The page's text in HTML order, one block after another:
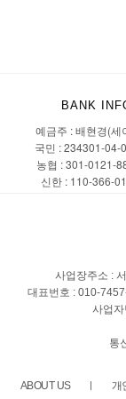
BANK
예금주 : 배현경(세
국민 : 234301-04-
농협 : 301-0121-
신한 : 110-366-
사업장주소 :
대표번호 : 010-
사업
통
ABOUT US 개